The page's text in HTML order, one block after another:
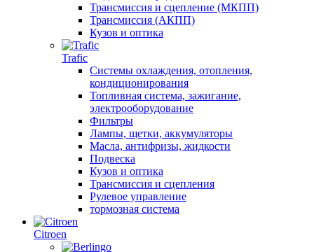
Трансмиссия и сцепление (МКПП)
Трансмиссия (АКПП)
Кузов и оптика
Trafic
Системы охлаждения, отопления,
кондиционирования
Топливная система, зажигание,
электрооборудование
Фильтры
Лампы, щетки, аккумуляторы
Масла, антифризы, жидкости
Подвеска
Кузов и оптика
Трансмиссия и сцепления
Рулевое управление
тормозная система
Citroen